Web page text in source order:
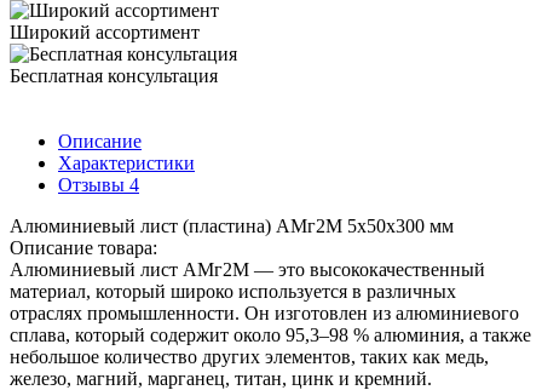
Широкий ассортимент
Бесплатная консультация
Описание
Характеристики
Отзывы 4
Алюминиевый лист (пластина) АМг2М 5х50х300 мм
Описание товара:
Алюминиевый лист АМг2М — это высококачественный
материал, который широко используется в различных
отраслях промышленности. Он изготовлен из алюминиевого
сплава, который содержит около 95,3–98 % алюминия, а также
небольшое количество других элементов, таких как медь,
железо, магний, марганец, титан, цинк и кремний.